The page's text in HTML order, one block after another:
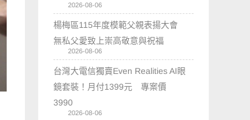
2026-08-06
楊梅區115年度模範父親表揚大會
無私父愛致上崇高敬意與祝福
2026-08-06
台灣大電信獨賣Even Realities AI眼
鏡套裝！月付1399元 專案價
3990
2026-08-06